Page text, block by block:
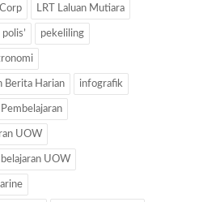
LRT Laluan Mutiara
polis’ pekeliling
Berita Harian infografik
UOW
UOW